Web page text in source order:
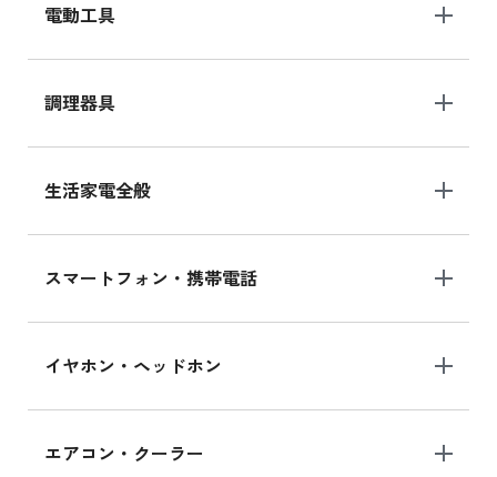
電動工具
調理器具
生活家電全般
スマートフォン・携帯電話
イヤホン・ヘッドホン
エアコン・クーラー